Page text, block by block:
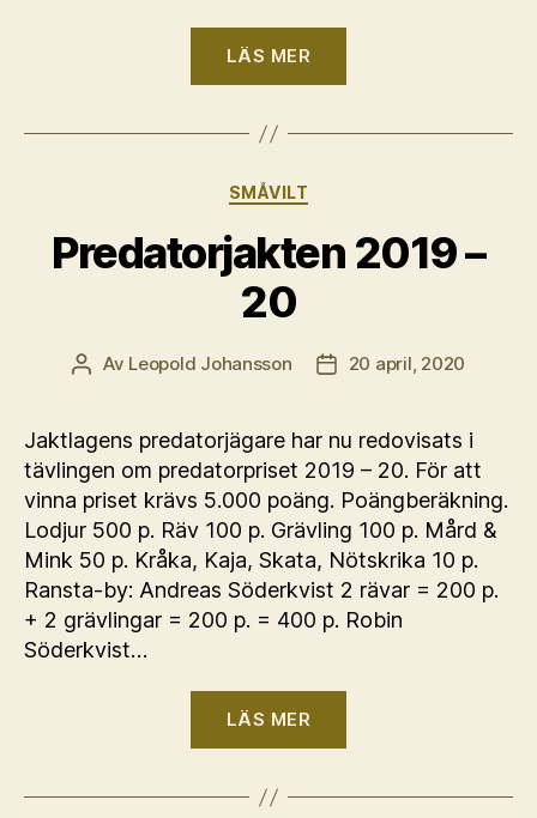
LÄS MER
20”
Kategorier
SMÅVILT
Predatorjakten 2019 –
20
Inläggsförfattare
Av Leopold Johansson Inläggsdatum
20 april, 2020
Jaktlagens predatorjägare har nu redovisats i
tävlingen om predatorpriset 2019 – 20. För att
vinna priset krävs 5.000 poäng. Poängberäkning.
Lodjur 500 p. Räv 100 p. Grävling 100 p. Mård &
Mink 50 p. Kråka, Kaja, Skata, Nötskrika 10 p.
Ransta-by: Andreas Söderkvist 2 rävar = 200 p.
+ 2 grävlingar = 200 p. = 400 p. Robin
Söderkvist…
LÄS MER
20”